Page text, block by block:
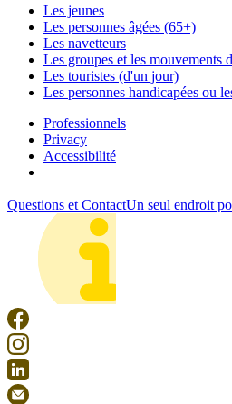
Les jeunes
Les personnes âgées (65+)
Les navetteurs
Les groupes et les mouvements
Les touristes (d'un jour)
Les personnes handicapées ou
Professionnels
Privacy
Accessibilité
Questions et ContactUn seul endroit